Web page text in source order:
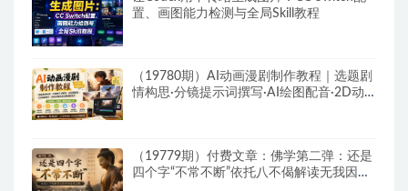
置、画图能力检测与全局Skill教程
（19780期）AI动画漫剧制作教程｜选题剧
情构思·分镜提示词撰写·AI绘图配音·2D动
（19779期）付费文章：佛学第二弹：还是
四个字“不常不断”依托八不偈解读无我因果